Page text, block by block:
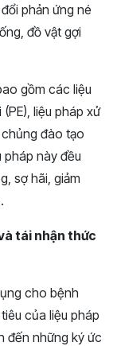
phản ứng né
đồ vật gợi
gồm các liệu
liệu pháp xử
đào tạo
pháp này đều
sợ hãi, giảm
tái nhận thức
cho bệnh
của liệu pháp
đến những ký ức